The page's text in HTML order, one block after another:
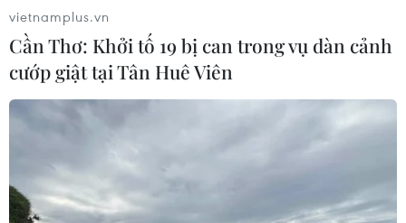
Ninh Bình: Điểm đến 'check-in’
cực chất cho kỳ nghỉ lễ 30/4
vietnamplus.vn
Cần Thơ: Khởi tố 19 bị can trong vụ dàn cảnh
cướp giật tại Tân Huê Viên